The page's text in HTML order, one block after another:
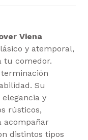
Viena
y atemporal,
tu comedor.
Su
y
rústicos,
acompañar
distintos tipos